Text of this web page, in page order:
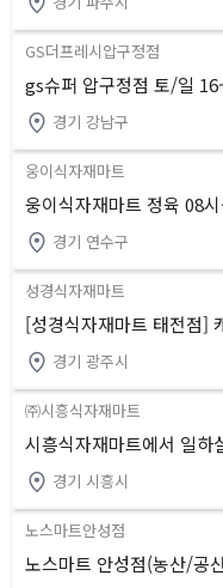
GS더프레시압구정점
gs슈퍼 압구정점 토/일
경기 강남구
웅이식자재마트
웅이식자재마트 정육 08
연수동
경기 연수구
성경식자재마트
[성경식자재마트 태전점]
경기 광주시
㈜시흥식자재마트
시흥식자재마트에서 일하
기사,계산원,공산대리/과장)
경기 시흥시
노스마트안성점
노스마트 안성점(농산/공